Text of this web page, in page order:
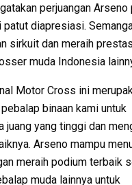
perjuangan Arseno
patut diapresiasi.
sirkuit dan meraih
muda Indonesia
Motor Cross ini
binaan kami untuk
juang yang tinggi dan
Arseno mampu
meraih podium terbaik
muda lainnya untuk